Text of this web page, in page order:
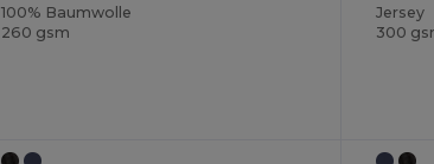
100% Baumwolle
260 gsm
Jersey
300